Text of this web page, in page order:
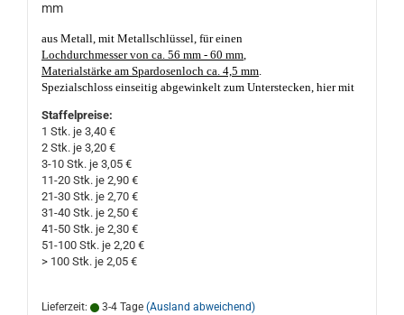
mm
aus Metall, mit Metallschlüssel, für einen
Lochdurchmesser von ca. 56 mm - 60 mm,
Materialstärke am Spardosenloch ca. 4,5 mm.
Spezialschloss einseitig abgewinkelt zum Unterstecken, hiermit
verlängerten abgerundet, verzinkt schließbaren Stahlriegel. Die
Schlüsselführung ist 2-fach geschlitzt.
Porzellan- und Keramik Sparschweine und Spardosen. Made in
Germany, gute Qualität. Das Spardosenloch darf nicht kleiner als
ca. 56 mm Ø und nicht größer als ca. 60 mm Ø sein,
Materialstärke am Loch sollte nicht dicker, oder dünner als ca. 4,5
mm sein!
Staffelpreise:
1 Stk. je 3,40 €
2 Stk. je 3,20 €
3-10 Stk. je 3,05 €
11-20 Stk. je 2,90 €
21-30 Stk. je 2,70 €
31-40 Stk. je 2,50 €
41-50 Stk. je 2,30 €
51-100 Stk. je 2,20 €
> 100 Stk. je 2,05 €
Lieferzeit: 3-4 Tage (Ausland abweichend)